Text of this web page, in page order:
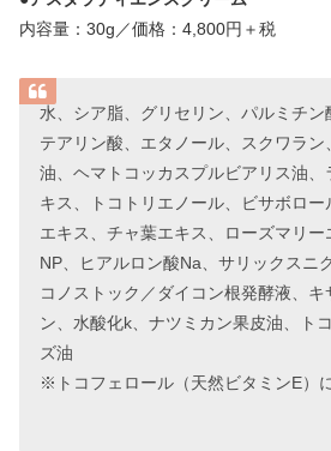
内容量：30g／価格：4,800円＋税
水、シア脂、グリセリン、パルミチン
テアリン酸、エタノール、スクワラ
油、ヘマトコッカスプルビアリス油
キス、トコトリエノール、ビサボロ
エキス、チャ葉エキス、ローズマリー
NP、ヒアルロン酸Na、サリックスニ
コノストック／ダイコン根発酵液、
ン、水酸化k、ナツミカン果皮油、ト
ズ油
※トコフェロール（天然ビタミンE）